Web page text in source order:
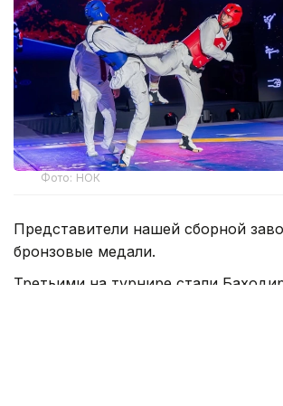
Фото: НОК
Представители нашей сборной
бронзовые медали.
Третьими на турнире стали